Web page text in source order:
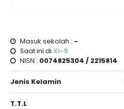
Masuk sekolah : -
Saat ini di XI-5
NISN : 0074825304 / 2215814
Jenis Kelamin
T.T.L